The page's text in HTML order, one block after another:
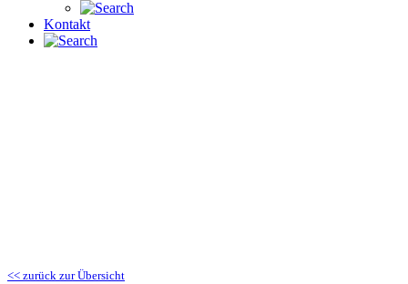
Kontakt
<< zurück zur Übersicht